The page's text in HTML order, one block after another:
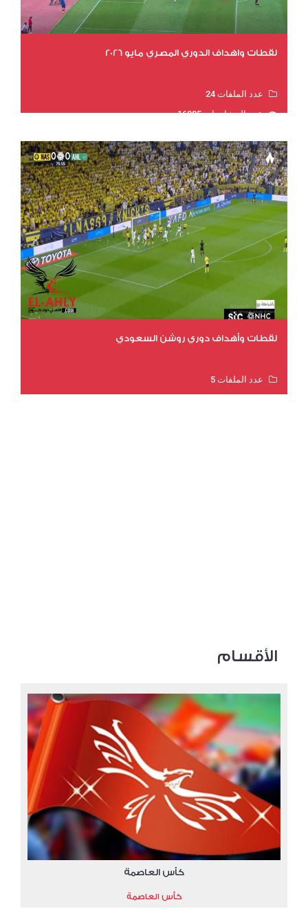
لقطات واهداف الدوري المصري مايو 2026
عدد الملفات 24
عدد المشاهدات 16085
لقطات وأهداف دوري روشن السعودي
عدد الملفات 5
الأقسام
كأس العاصمة
كأس العاصمة